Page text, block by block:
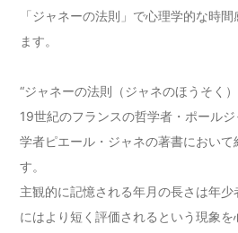
「ジャネーの法則」で心理学的な時
ます。
“ジャネーの法則（ジャネのほうそく）
19世紀のフランスの哲学者・ポール
学者ピエール・ジャネの著書におい
す。
主観的に記憶される年月の長さは年
にはより短く評価されるという現象を